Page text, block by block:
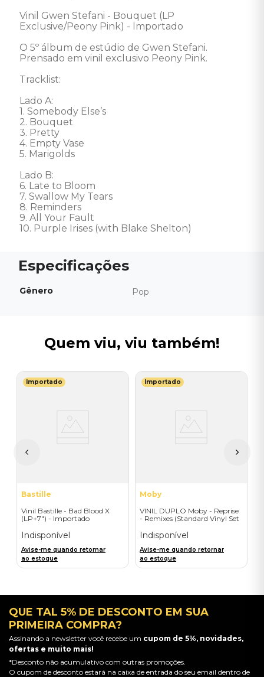
Vinil Gwen Stefani - Bouquet (LP
Exclusive/Peony Pink) - Importado
O 5º álbum de estúdio de Gwen Stefani.
Prensado em vinil exclusivo Peony Pink.
Tracklist:
Lado A:
1. Somebody Else’s
2. Bouquet
3. Pretty
4. Empty Vase
5. Marigolds
Lado B:
6. Late to Bloom
7. Swallow My Tears
8. Reminders
9. All Your Fault
10. Purple Irises (with Blake Shelton)
Gênero Pop
Quem viu, viu também!
Importado
Bastille
Vinil Bastille - Bad Blood X
(LP+7") - Importado
Indisponível
Avise-me quando retornar
ao estoque
Importado
Moby
VINIL DUPLO Moby - Reprise
- Remixes (Standard Vinyl Set
Indisponível
Avise-me quando retornar
ao estoque
QUE TAL 5% DE DESCONTO EM SUA
PRIMEIRA COMPRA?
Assinando a newsletter você recebe um cupom de 5%, novidades,
ofertas e muito mais!
*Desconto não acumulativo com outras promoções.
O cupom de desconto estará na caixa de entrada do seu email dentro de